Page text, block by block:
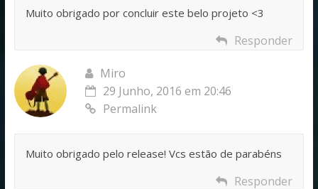
Muito obrigado por concluir este belo projeto <3
Responder
Miro
29 Junho, 2016 em 20:46
Permalink
Muito obrigado pelo release! Vcs estão de parabéns
Responder